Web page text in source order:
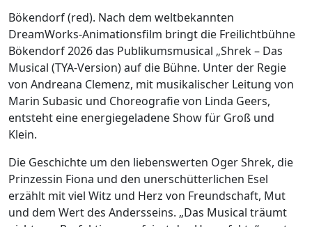
Bökendorf (red). Nach dem weltbekannten
DreamWorks-Animationsfilm bringt die Freilichtbühne
Bökendorf 2026 das Publikumsmusical „Shrek – Das
Musical (TYA-Version) auf die Bühne. Unter der Regie
von Andreana Clemenz, mit musikalischer Leitung von
Marin Subasic und Choreografie von Linda Geers,
entsteht eine energiegeladene Show für Groß und
Klein.
Die Geschichte um den liebenswerten Oger Shrek, die
Prinzessin Fiona und den unerschütterlichen Esel
erzählt mit viel Witz und Herz von Freundschaft, Mut
und dem Wert des Andersseins. „Das Musical träumt